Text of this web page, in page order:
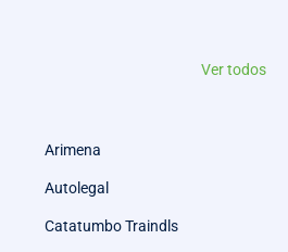
Ver todos
Arimena
Autolegal
Catatumbo Traindls